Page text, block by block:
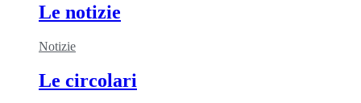
Le notizie
Notizie
Le circolari